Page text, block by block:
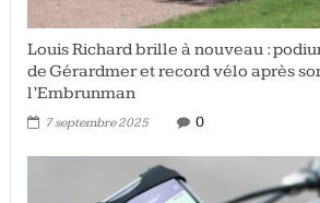
Louis Richard brille à nouveau :
de Gérardmer et record vélo après
l’Embrunman
7 septembre 2025 0